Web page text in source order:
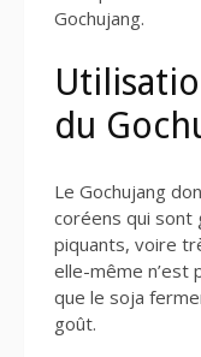
Gochujang.
du
Le Gochujang
coréens qui sont
piquants, voire
elle-même n’est
que le soja
goût.